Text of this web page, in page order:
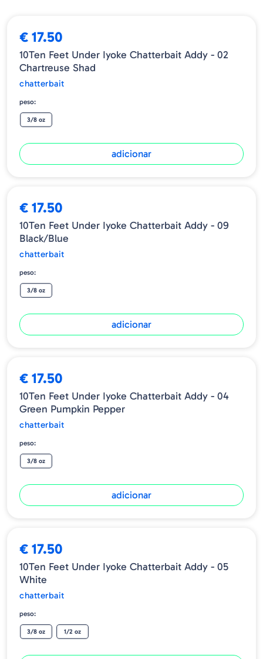
€ 17.50
10Ten Feet Under Iyoke Chatterbait Addy - 02
Chartreuse Shad
chatterbait
peso:
3/8 oz
adicionar
€ 17.50
10Ten Feet Under Iyoke Chatterbait Addy - 09
Black/Blue
chatterbait
peso:
3/8 oz
adicionar
€ 17.50
10Ten Feet Under Iyoke Chatterbait Addy - 04
Green Pumpkin Pepper
chatterbait
peso:
3/8 oz
adicionar
€ 17.50
10Ten Feet Under Iyoke Chatterbait Addy - 05
White
chatterbait
peso:
3/8 oz 1/2 oz